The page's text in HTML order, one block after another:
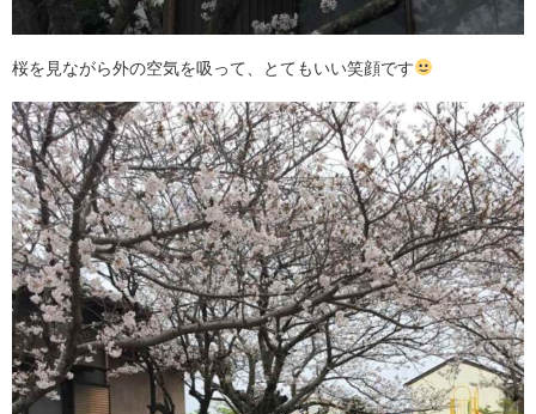
桜を見ながら外の空気を吸って、とてもいい笑顔です